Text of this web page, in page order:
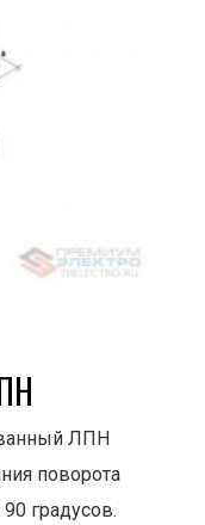
ЛПН
поворота
градусов.